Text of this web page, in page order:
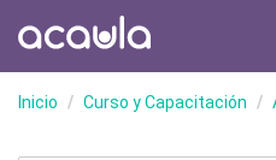
Inicio Curso y Capacitación